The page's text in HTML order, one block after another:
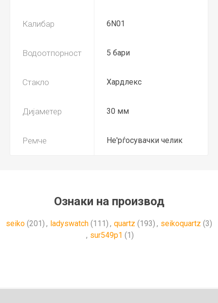
Калибар 6N01
Водоотпорност 5 бари
Стакло Хардлекс
Дијаметер 30 мм
Ремче Не'рѓосувачки челик
Ознаки на производ
seiko (201) , ladyswatch (111) , quartz (193) , seikoquartz (3)
, sur549p1 (1)